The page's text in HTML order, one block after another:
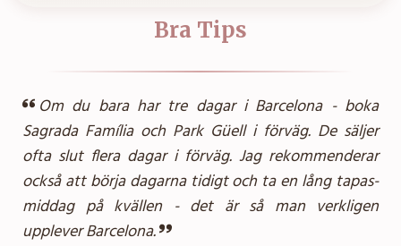
Bra Tips
Om du bara har tre dagar i Barcelona - boka
Sagrada Família och Park Güell i förväg. De säljer
ofta slut flera dagar i förväg. Jag rekommenderar
också att börja dagarna tidigt och ta en lång tapas-
middag på kvällen - det är så man verkligen
upplever Barcelona.